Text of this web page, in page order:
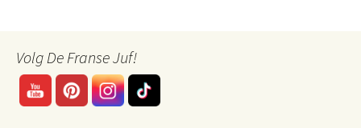
Volg De Franse Juf!